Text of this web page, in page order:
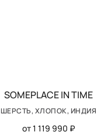
SOMEPLACE IN TIME
ШЕРСТЬ, ХЛОПОК, ИНДИЯ
от 1 119 990 ₽